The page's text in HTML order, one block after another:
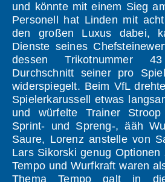
und könnte mit einem Sieg
Personell hat Linden mit
den großen Luxus dabei,
Dienste seines
dessen Trikotnummer
Durchschnitt seiner pro
widerspiegelt. Beim VfL
Spielerkarussell etwas
und würfelte Trainer
Sprint- und Spreng-, ääh
Saure, Lorenz anstelle von
Lars Sikorski genug Optionen
Tempo und Wurfkraft waren
Thema Tempo galt in